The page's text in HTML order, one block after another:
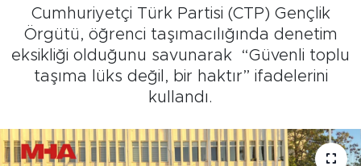
Cumhuriyetçi Türk Partisi (CTP) Gençlik
Örgütü, öğrenci taşımacılığında denetim
eksikliği olduğunu savunarak “Güvenli toplu
taşıma lüks değil, bir haktır” ifadelerini
kullandı.